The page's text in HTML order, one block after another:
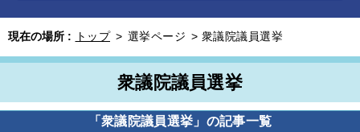
現在の場所 : トップ > 選挙ページ > 衆議院議員選挙
衆議院議員選挙
「衆議院議員選挙」の記事一覧